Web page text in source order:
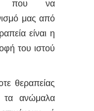
που να
μας από
είναι η
του ιστού
θεραπείας
τα ανώμαλα